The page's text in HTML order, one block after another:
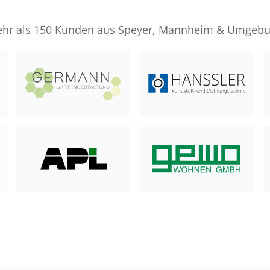
als 150 Kunden aus Speyer, Mannheim &